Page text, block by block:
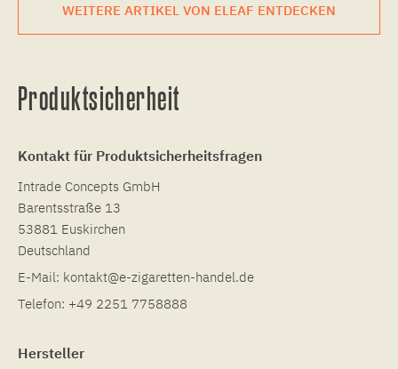
WEITERE ARTIKEL VON ELEAF ENTDECKEN
Produktsicherheit
Kontakt für Produktsicherheitsfragen
Intrade Concepts GmbH
Barentsstraße 13
53881 Euskirchen
Deutschland
E-Mail: kontakt@e-zigaretten-handel.de
Telefon: +49 2251 7758888
Hersteller